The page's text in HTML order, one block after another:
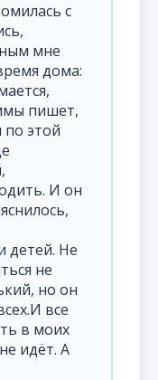
с
мне
дома:
пишет,
по этой
И он
детей. Не
не
но он
все
в моих
идёт. А